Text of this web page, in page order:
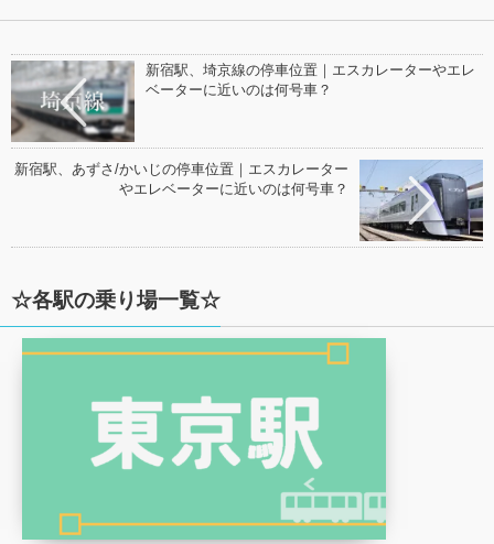
新宿駅、埼京線の停車位置｜エスカレーターやエレ
ベーターに近いのは何号車？
新宿駅、あずさ/かいじの停車位置｜エスカレーター
やエレベーターに近いのは何号車？
☆各駅の乗り場一覧☆